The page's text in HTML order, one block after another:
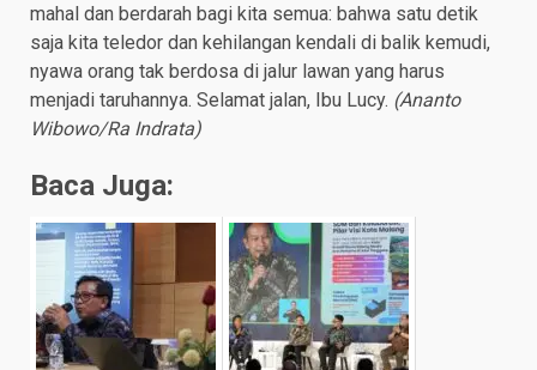
mahal dan berdarah bagi kita semua: bahwa satu detik
saja kita teledor dan kehilangan kendali di balik kemudi,
nyawa orang tak berdosa di jalur lawan yang harus
menjadi taruhannya. Selamat jalan, Ibu Lucy. (Ananto
Wibowo/Ra Indrata)
Baca Juga: